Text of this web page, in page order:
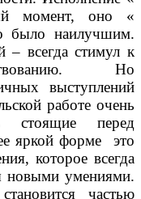
момент, оно «
было наилучшим.
– всегда стимул к
Но
выступлений
работе очень
стоящие перед
яркой форме это
которое всегда
новыми умениями.
частью